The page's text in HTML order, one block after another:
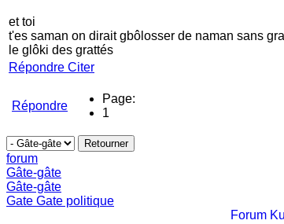
et toi
t'es saman on dirait gbôlosser de naman sans
le glôki des grattés
Répondre Citer
Répondre
Page:
1
forum
Gâte-gâte
Gâte-gâte
Gate Gate politique
Forum